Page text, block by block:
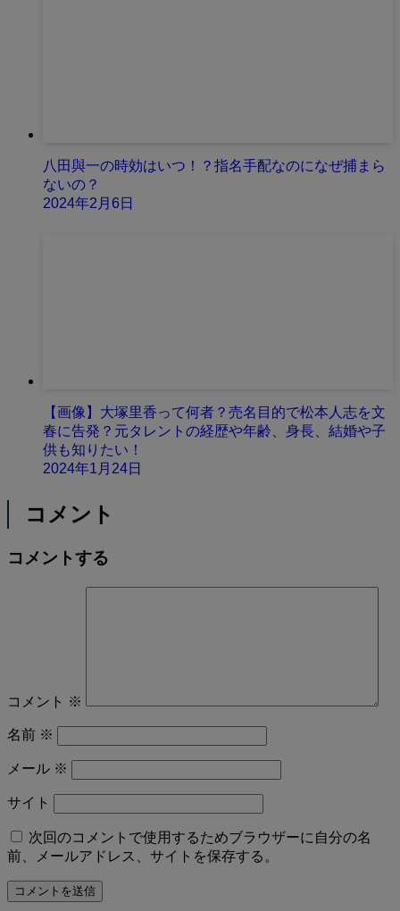
八田與一の時効はいつ！？指名手配なのになぜ捕まら
ないの？
2024年2月6日
【画像】大塚里香って何者？売名目的で松本人志を文
春に告発？元タレントの経歴や年齢、身長、結婚や子
供も知りたい！
2024年1月24日
コメント
コメントする
コメント ※
名前 ※
メール ※
サイト
次回のコメントで使用するためブラウザーに自分の名
前、メールアドレス、サイトを保存する。